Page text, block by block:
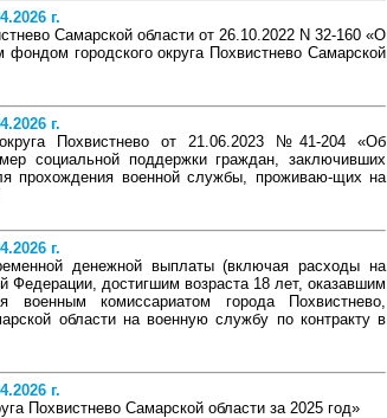
г.
Самарской области от 26.10.2022 N 32-160 «О
городского округа Похвистнево Самарской
г.
Похвистнево от 21.06.2023 №41-204 «Об
социальной поддержки граждан, заключивших
прохождения военной службы, проживаю-щих на
г.
денежной выплаты (включая расходы на
Федерации, достигшим возраста 18 лет, оказавшим
военным комиссариатом города Похвистнево,
области на военную службу по контракту в
г.
Похвистнево Самарской области за 2025 год»